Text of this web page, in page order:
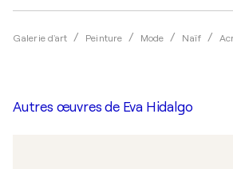
Galerie d'art Peinture Mode Naïf
Autres œuvres de Eva Hidalgo